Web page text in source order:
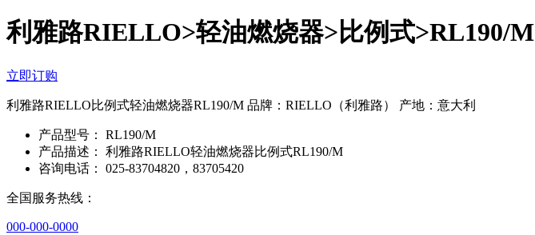
利雅路RIELLO>轻油燃烧器>比例式>RL190/M
立即订购
利雅路RIELLO比例式轻油燃烧器RL190/M 品牌：RIELLO（利雅路） 产地：意大利
产品型号：
RL190/M
产品描述：
利雅路RIELLO轻油燃烧器比例式RL190/M
咨询电话：
025-83704820，83705420
全国服务热线：
000-000-0000